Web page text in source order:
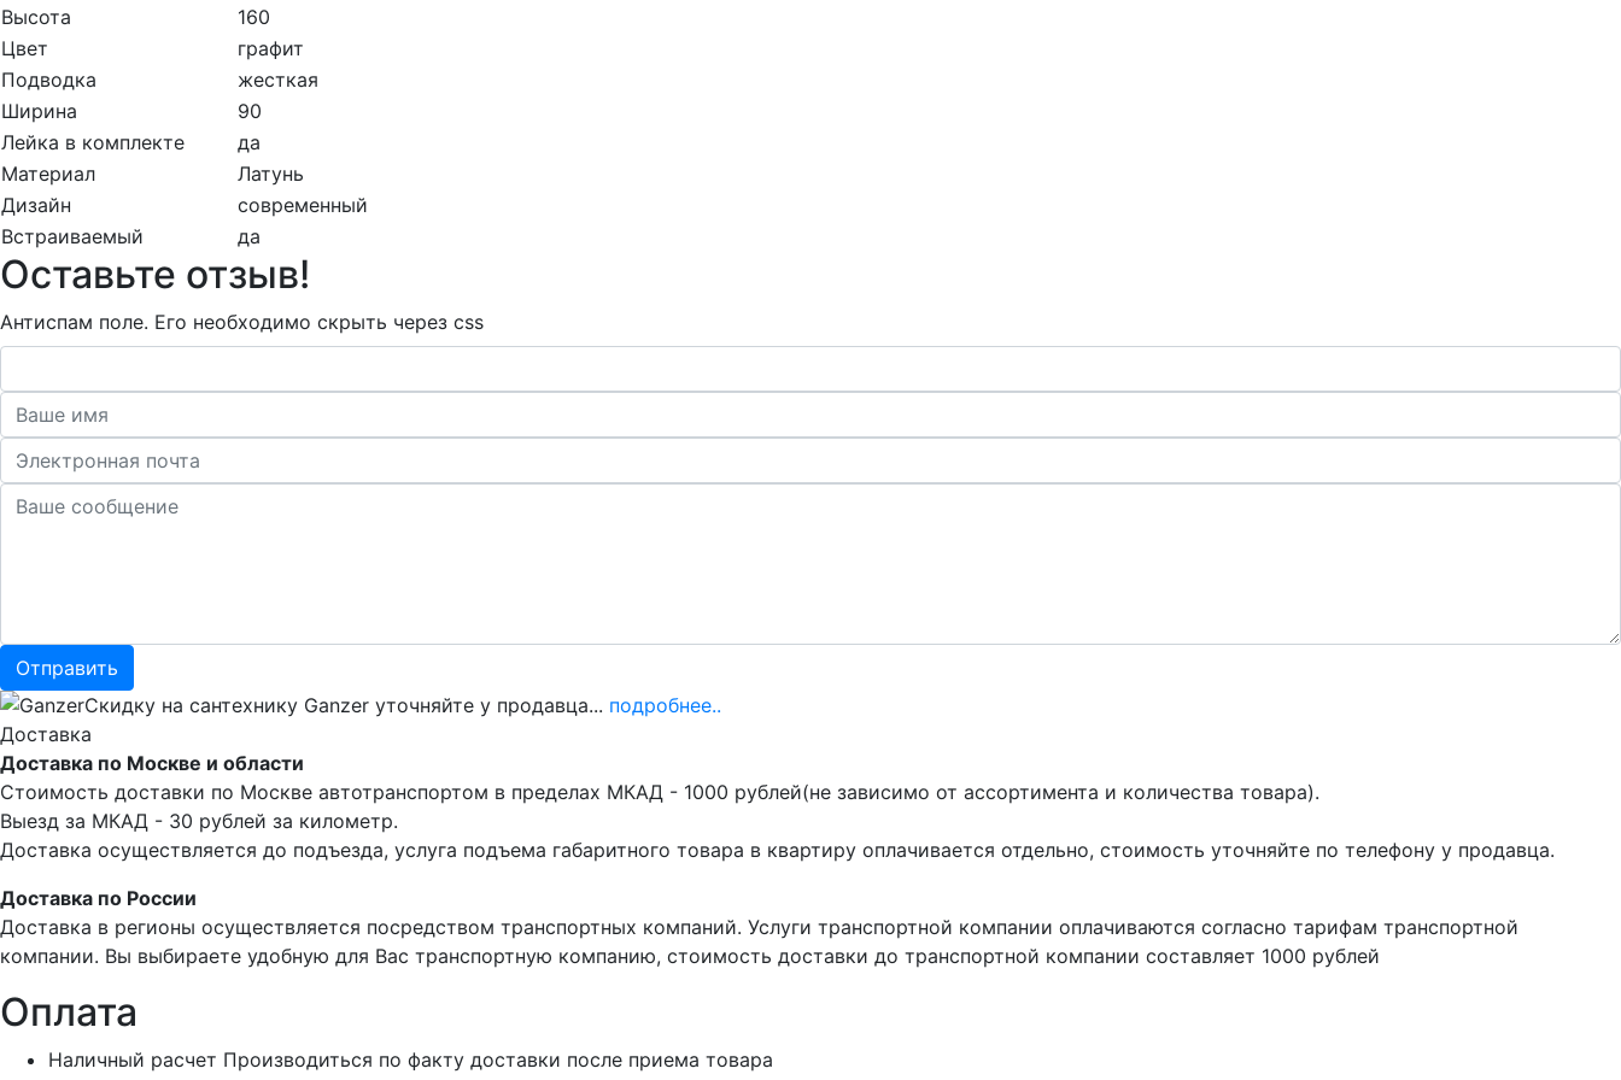
Высота
160
Цвет
графит
Подводка
жесткая
Ширина
90
Лейка в комплекте
да
Материал
Латунь
Дизайн
современный
Встраиваемый
да
Оставьте отзыв!
Антиспам поле. Его необходимо скрыть через css
Скидку на сантехнику Ganzer уточняйте у продавца... подробнее..
Доставка
Доставка по Москве и области
Стоимость доставки по Москве автотранспортом в пределах МКАД - 1000 рублей(не зависимо от ассортимента и количества товара).
Выезд за МКАД - 30 рублей за километр.
Доставка осуществляется до подъезда, услуга подъема габаритного товара в квартиру оплачивается отдельно, стоимость уточняйте по телефону у продавца.
Доставка по России
Доставка в регионы осуществляется посредством транспортных компаний. Услуги транспортной компании оплачиваются согласно тарифам транспортной
компании. Вы выбираете удобную для Вас транспортную компанию, стоимость доставки до транспортной компании составляет 1000 рублей
Оплата
Наличный расчет Производиться по факту доставки после приема товара